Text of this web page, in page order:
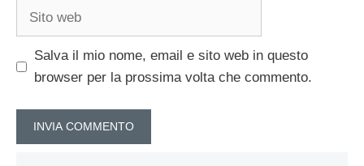
Sito
Salva il mio nome, email e sito web in questo
browser per la prossima volta che commento.